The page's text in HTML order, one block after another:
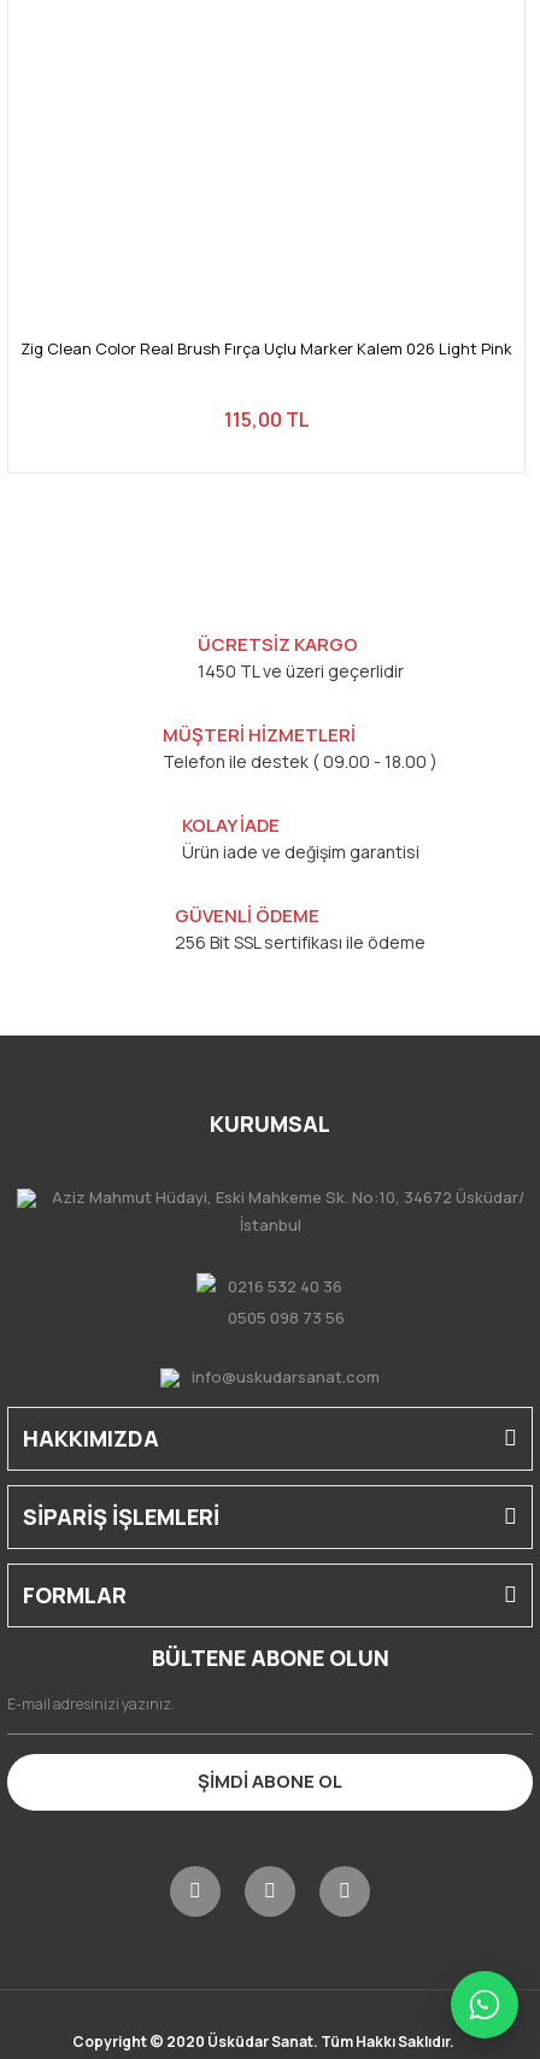
Zig Clean Color Real Brush Fırça Uçlu Marker Kalem 026 Light Pink
115,00 TL
ÜCRETSİZ KARGO
1450 TL ve üzeri geçerlidir
MÜŞTERİ HİZMETLERİ
Telefon ile destek ( 09.00 - 18.00 )
KOLAY İADE
Ürün iade ve değişim garantisi
GÜVENLİ ÖDEME
256 Bit SSL sertifikası ile ödeme
KURUMSAL
Aziz Mahmut Hüdayi, Eski Mahkeme Sk. No:10, 34672 Üsküdar/
İstanbul
0216 532 40 36
0505 098 73 56
info@uskudarsanat.com
HAKKIMIZDA
SİPARİŞ İŞLEMLERİ
FORMLAR
BÜLTENE ABONE OLUN
ŞİMDİ ABONE OL
Copyright © 2020 Üsküdar Sanat. Tüm Hakkı Saklıdır.